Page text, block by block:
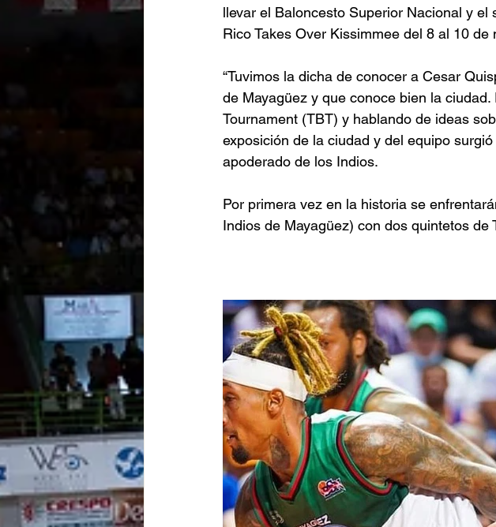
llevar el Baloncesto Superior Nacional y
Rico Takes Over Kissimmee del 8 al 10
“Tuvimos la dicha de conocer a Cesar
de Mayagüez y que conoce bien la
Tournament (TBT) y hablando de ideas
exposición de la ciudad y del equipo
apoderado de los Indios.
Por primera vez en la historia se
Indios de Mayagüez) con dos quintetos de